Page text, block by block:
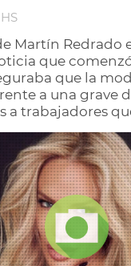
Martín Redrado
que
que la
a una grave
a trabajadores